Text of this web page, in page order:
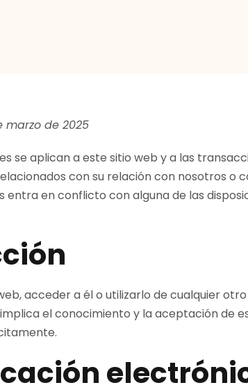
marzo de 2025
se aplican a este sitio web y a las
con su relación con nosotros o
en conflicto con alguna de las
acceder a él o utilizarlo de cualquier
el conocimiento y la aceptación de